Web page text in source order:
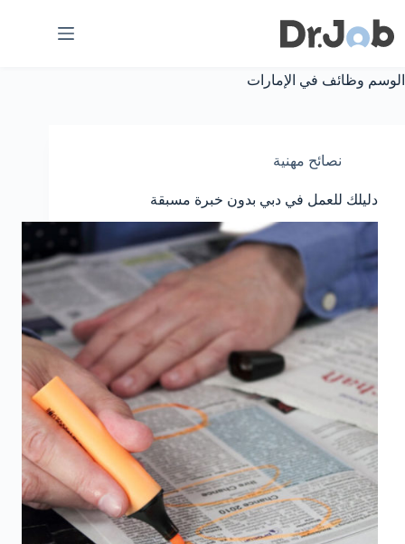
إلى
المحتوى
الوسم وظائف في الإمارات
نصائح مهنية
دليلك للعمل في دبي بدون خبرة مسبقة